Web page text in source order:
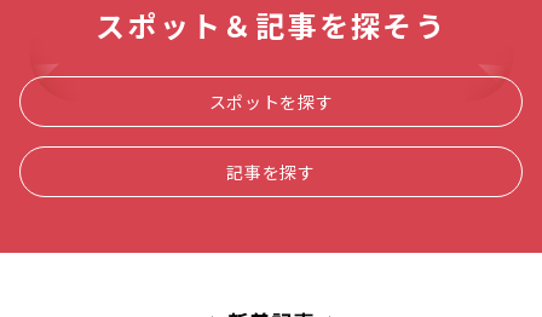
スポット＆記事を探そう
スポットを探す
記事を探す